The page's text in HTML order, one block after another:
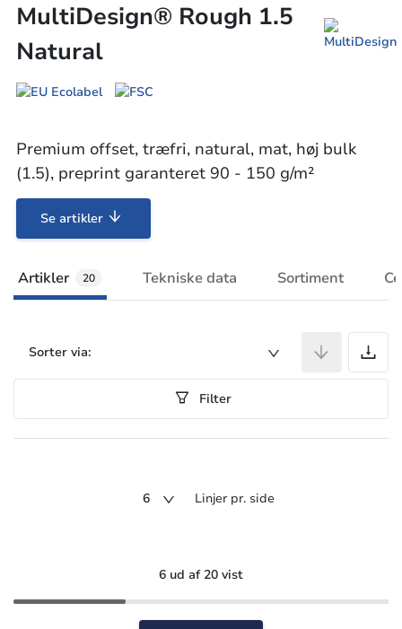
MultiDesign® Rough 1.5
Natural
Premium offset, træfri, natural, mat, høj bulk
(1.5), preprint garanteret 90 - 150 g/m²
Se artikler
Artikler 20 Tekniske data Sortiment
Sorter via:
Filter
6 Linjer pr. side
6 ud af 20 vist